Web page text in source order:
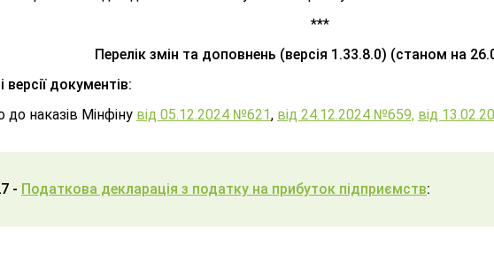
***
Перелік змін та доповнень (версія 1.33.8.0) (станом на
документів:
до наказів Мінфіну від 05.12.2024 №621, від 24.12.2024 №659, від
- Податкова декларація з податку на прибуток підприємств: